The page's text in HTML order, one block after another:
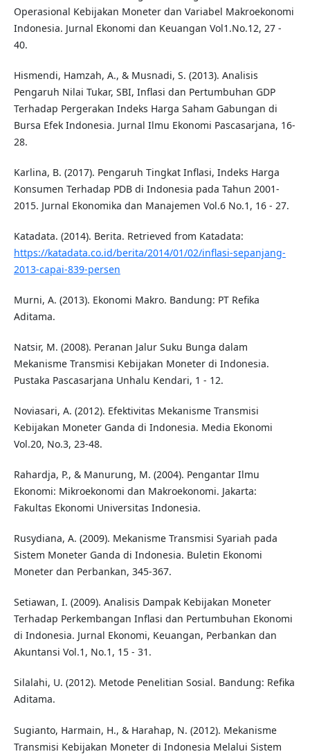
Operasional Kebijakan Moneter dan Variabel Makroekonomi
Indonesia. Jurnal Ekonomi dan Keuangan Vol1.No.12, 27 -
40.
Hismendi, Hamzah, A., & Musnadi, S. (2013). Analisis
Pengaruh Nilai Tukar, SBI, Inflasi dan Pertumbuhan GDP
Terhadap Pergerakan Indeks Harga Saham Gabungan di
Bursa Efek Indonesia. Jurnal Ilmu Ekonomi Pascasarjana, 16-
28.
Karlina, B. (2017). Pengaruh Tingkat Inflasi, Indeks Harga
Konsumen Terhadap PDB di Indonesia pada Tahun 2001-
2015. Jurnal Ekonomika dan Manajemen Vol.6 No.1, 16 - 27.
Katadata. (2014). Berita. Retrieved from Katadata:
https://katadata.co.id/berita/2014/01/02/inflasi-sepanjang-
2013-capai-839-persen
Murni, A. (2013). Ekonomi Makro. Bandung: PT Refika
Aditama.
Natsir, M. (2008). Peranan Jalur Suku Bunga dalam
Mekanisme Transmisi Kebijakan Moneter di Indonesia.
Pustaka Pascasarjana Unhalu Kendari, 1 - 12.
Noviasari, A. (2012). Efektivitas Mekanisme Transmisi
Kebijakan Moneter Ganda di Indonesia. Media Ekonomi
Vol.20, No.3, 23-48.
Rahardja, P., & Manurung, M. (2004). Pengantar Ilmu
Ekonomi: Mikroekonomi dan Makroekonomi. Jakarta:
Fakultas Ekonomi Universitas Indonesia.
Rusydiana, A. (2009). Mekanisme Transmisi Syariah pada
Sistem Moneter Ganda di Indonesia. Buletin Ekonomi
Moneter dan Perbankan, 345-367.
Setiawan, I. (2009). Analisis Dampak Kebijakan Moneter
Terhadap Perkembangan Inflasi dan Pertumbuhan Ekonomi
di Indonesia. Jurnal Ekonomi, Keuangan, Perbankan dan
Akuntansi Vol.1, No.1, 15 - 31.
Silalahi, U. (2012). Metode Penelitian Sosial. Bandung: Refika
Aditama.
Sugianto, Harmain, H., & Harahap, N. (2012). Mekanisme
Transmisi Kebijakan Moneter di Indonesia Melalui Sistem